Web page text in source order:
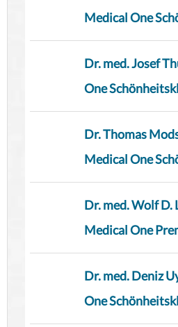
Medical One
Dr. med. Josef
One
Dr. Thomas
Medical One
Dr. med. Wolf
Medical One
Dr. med. Deniz
One